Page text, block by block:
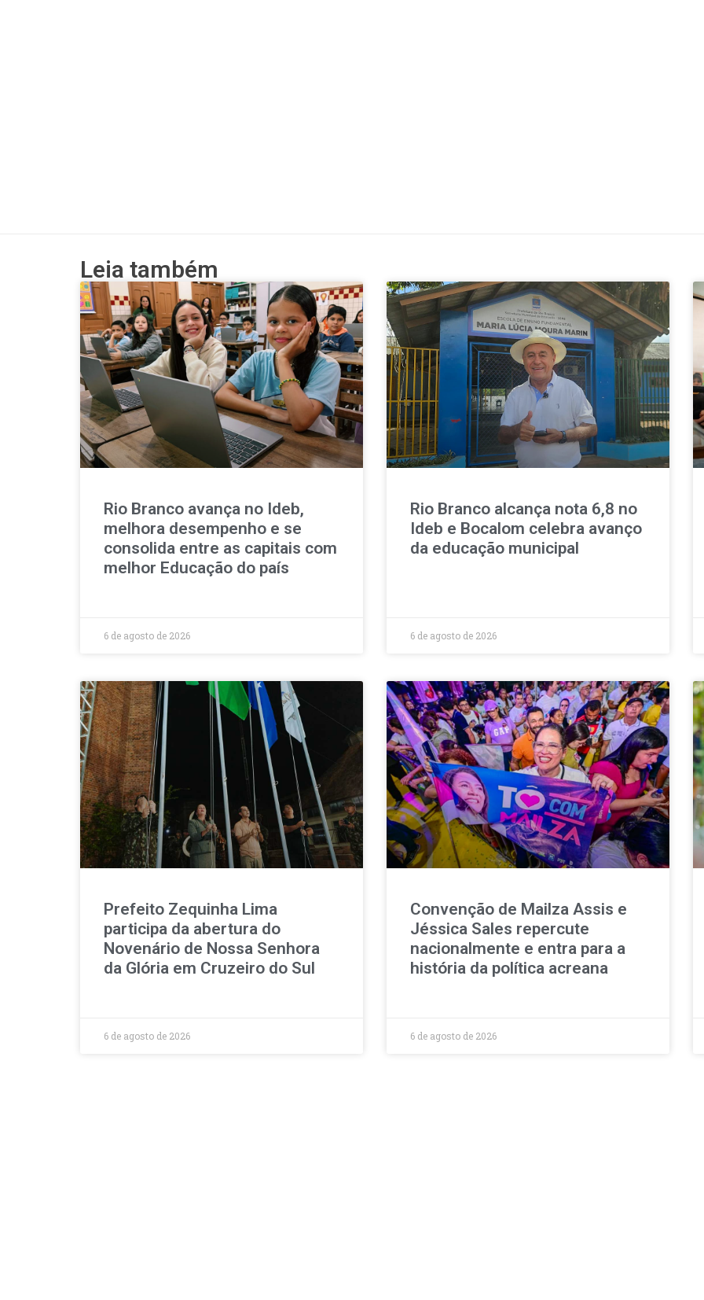
Leia também
Rio Branco avança no Ideb,
melhora desempenho e se
consolida entre as capitais com
melhor Educação do país
6 de agosto de 2026
Rio Branco alcança nota 6,8 no
Ideb e Bocalom celebra avanço
da educação municipal
6 de agosto de 2026
Prefeito Zequinha Lima
participa da abertura do
Novenário de Nossa Senhora
da Glória em Cruzeiro do Sul
6 de agosto de 2026
Convenção de Mailza Assis e
Jéssica Sales repercute
nacionalmente e entra para a
história da política acreana
6 de agosto de 2026